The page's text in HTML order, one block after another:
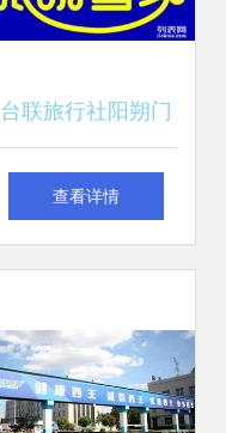
台联旅行社阳朔门
市部 打造贴心、专
查看详情